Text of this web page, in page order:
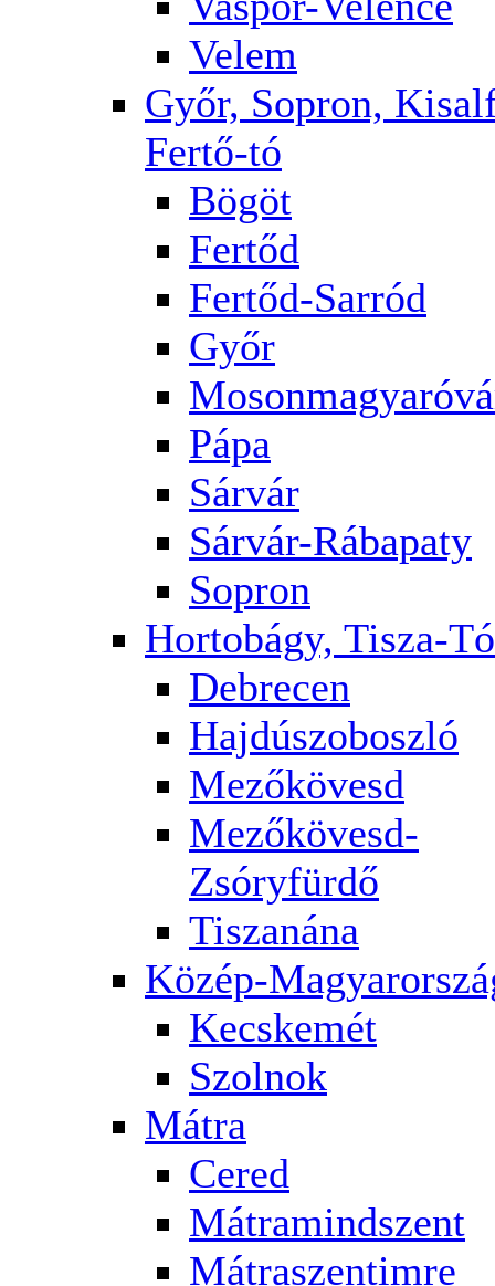
Velem
Győr, Sopron,
Fertő-tó
Bögöt
Fertőd
Fertőd-Sarród
Győr
Pápa
Sárvár
Sárvár-Rábapaty
Sopron
Hortobágy, Tisza-Tó
Debrecen
Hajdúszoboszló
Mezőkövesd
Mezőkövesd-
Zsóryfürdő
Tiszanána
Közép-
Kecskemét
Szolnok
Mátra
Cered
Mátramindszent
Mátraszentimre